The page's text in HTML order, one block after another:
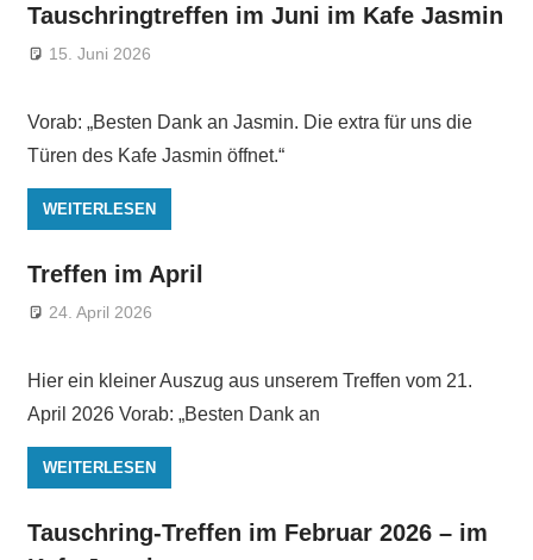
Tauschringtreffen im Juni im Kafe Jasmin
15. Juni 2026
Vorab: „Besten Dank an Jasmin. Die extra für uns die
Türen des Kafe Jasmin öffnet.“
WEITERLESEN
Treffen im April
24. April 2026
Hier ein kleiner Auszug aus unserem Treffen vom 21.
April 2026 Vorab: „Besten Dank an
WEITERLESEN
Tauschring-Treffen im Februar 2026 – im